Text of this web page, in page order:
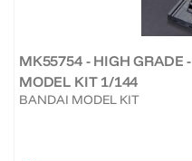
MK55754 - HIGH GRADE
MODEL KIT 1/144
BANDAI MODEL KIT